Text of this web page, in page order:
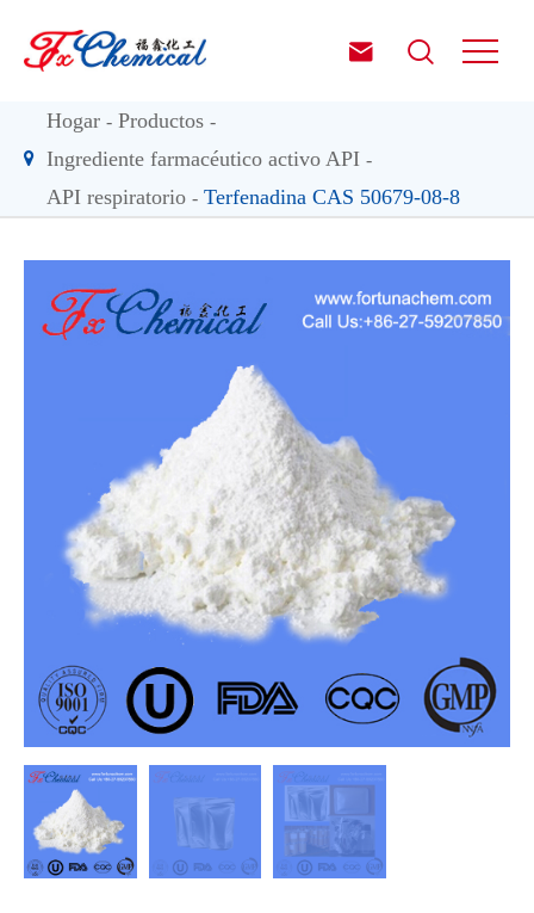
 
Hogar
Productos
Ingrediente farmacéutico activo API
API respiratorio
Terfenadina CAS 50679-08-8